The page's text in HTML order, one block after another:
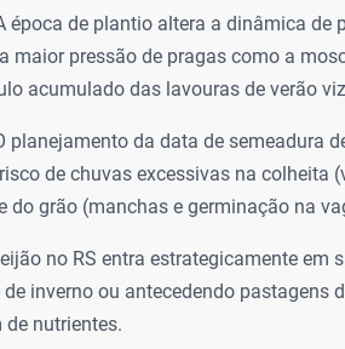
época de plantio altera a dinâmica de
maior pressão de pragas como a
acumulado das lavouras de verão
planejamento da data de semeadura
de chuvas excessivas na colheita
do grão (manchas e germinação na
no RS entra estrategicamente em
inverno ou antecedendo pastagens
de nutrientes.